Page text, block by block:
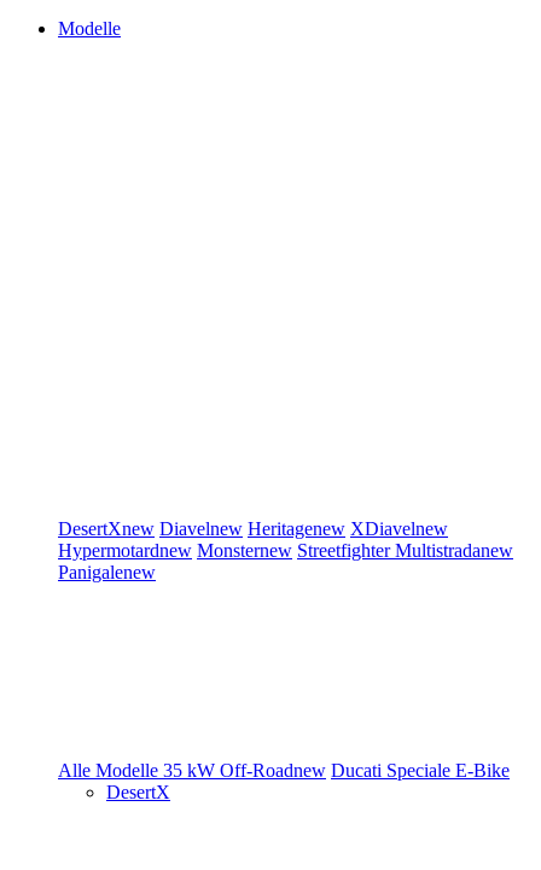
Modelle
DesertXnew Diavelnew Heritagenew XDiavelnew
Hypermotardnew Monsternew StreetfighterMultistradanew
Panigalenew
Alle Modelle 35 kW Off-Roadnew Ducati Speciale E-Bike
DesertX